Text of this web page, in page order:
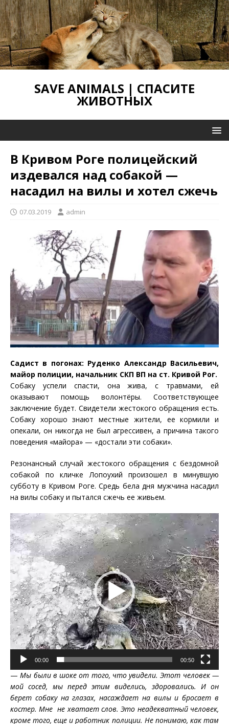
SAVE ANIMALS | СПАСИТЕ
ЖИВОТНЫХ
В Кривом Роге полицейский
издевался над собакой —
насадил на вилы и хотел сжечь
07.03.2019 admin
Садист в погонах: Руденко Александр Васильевич,
майор полиции, начальник СКП ВП на ст. Кривой Рог.
Собаку успели спасти, она жива, с травмами, ей
оказывают помощь волонтёры. Соответствующее
заключение будет. Свидетели жестокого обращения есть.
Собаку хорошо знают местные жители, ее кормили и
опекали, он никогда не был агрессивен, а причина такого
поведения «майора» — «достали эти собаки».
Резонансный случай жестокого обращения с бездомной
собакой по кличке Лопоухий произошел в минувшую
субботу в Кривом Роге. Средь бела дня мужчина насадил
на вилы собаку и пытался сжечь ее живьем.
Видеоплеер
00:00 00:50
—Мы были в шоке от того, что увидели. Этот человек —
мой сосед, мы перед этим виделись, здоровались. И он
берет собаку на глазах, насаждает на вилы и бросает в
костер. Мне не хватает слов. Это неадекватный человек,
кроме того, еще и работник полиции. Не понимаю, как там